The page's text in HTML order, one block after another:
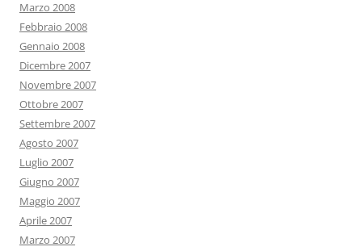
Marzo 2008
Febbraio 2008
Gennaio 2008
Dicembre 2007
Novembre 2007
Ottobre 2007
Settembre 2007
Agosto 2007
Luglio 2007
Giugno 2007
Maggio 2007
Aprile 2007
Marzo 2007